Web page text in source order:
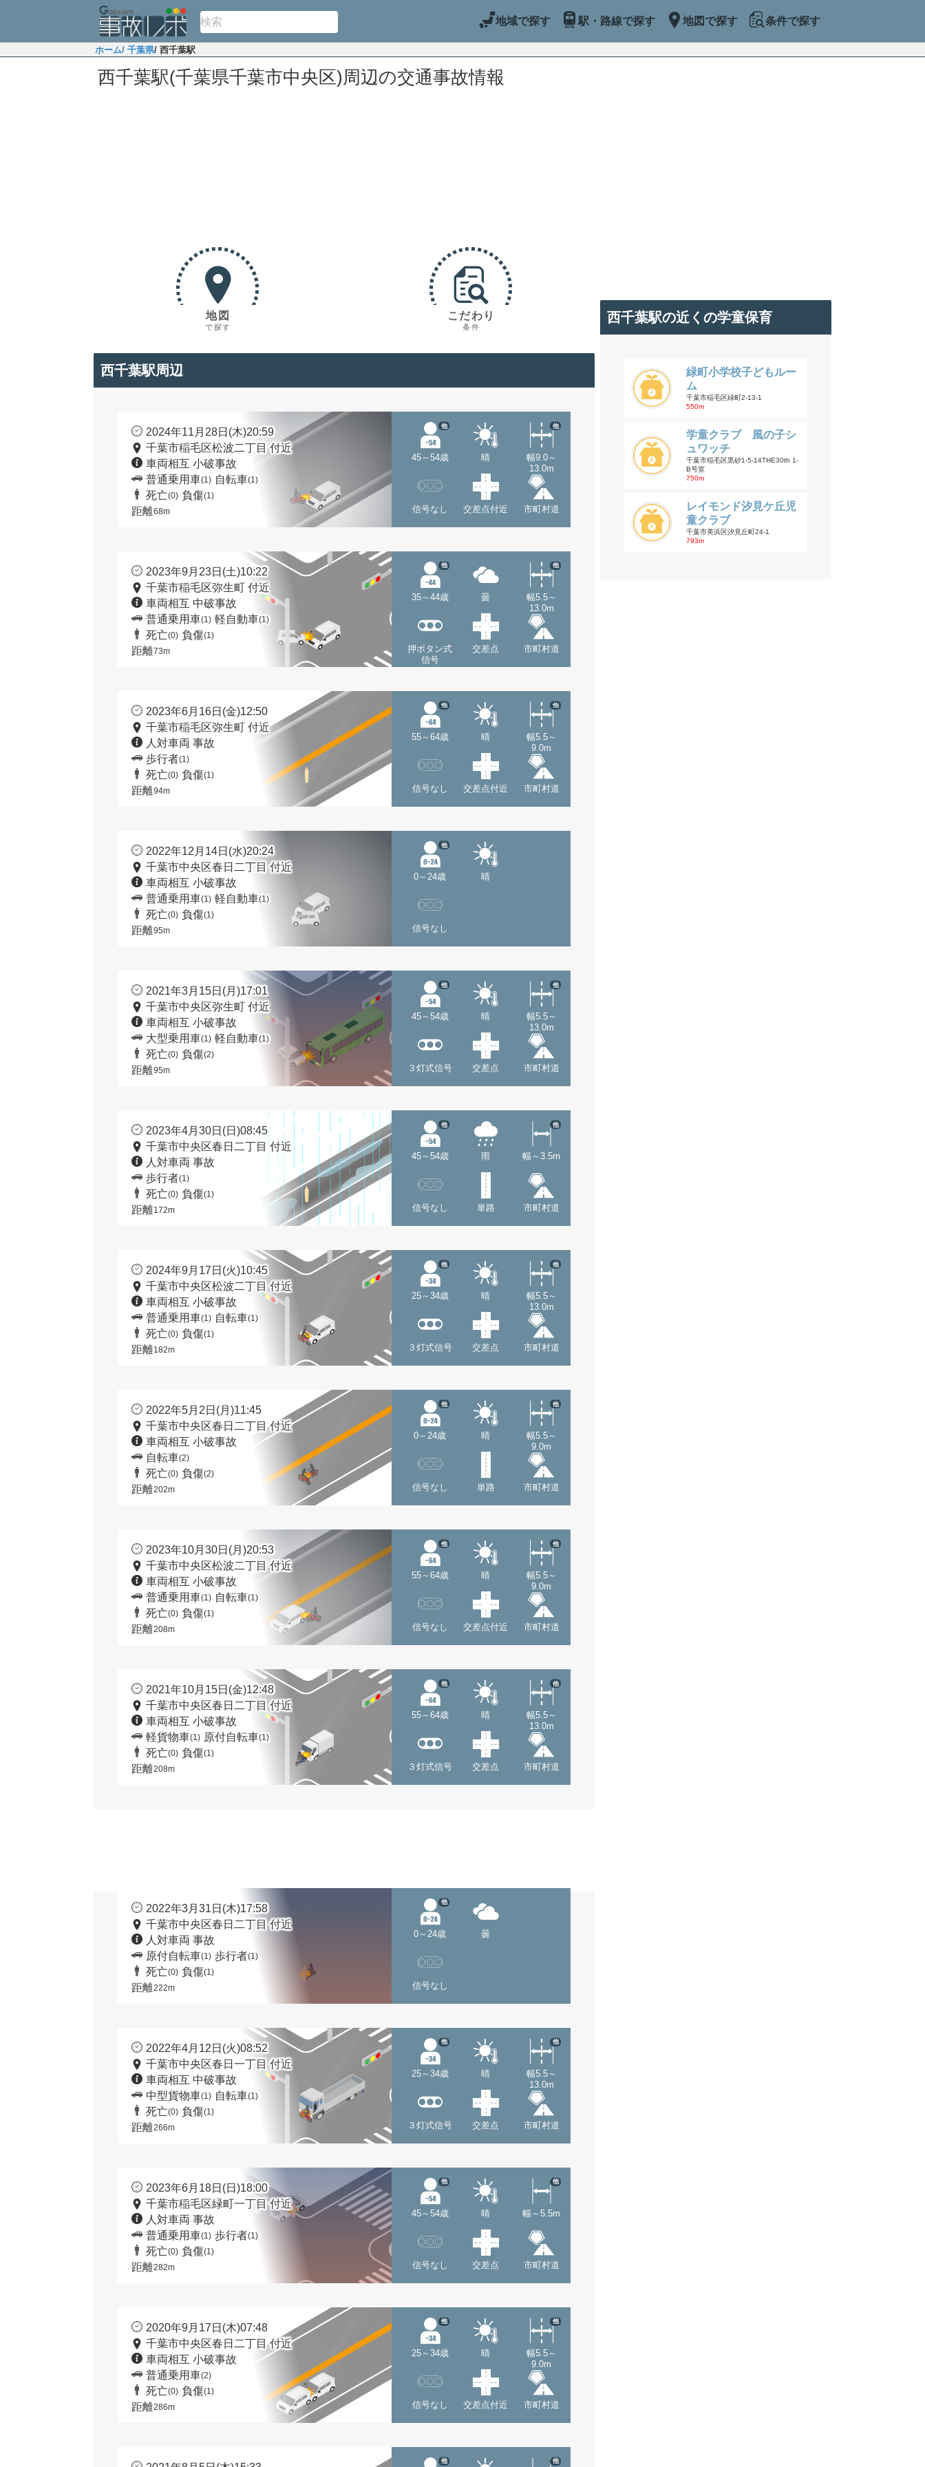
地域で探す 駅・路線で探す 地図で探す 条件で探す
ホーム/ 千葉県/ 西千葉駅
西千葉駅(千葉県千葉市中央区)周辺の交通事故情報
地図
で探す
こだわり
条件
西千葉駅周辺
2024年11月28日(木)20:59
千葉市稲毛区松波二丁目 付近
車両相互 小破事故
普通乗用車(1) 自転車(1)
死亡(0) 負傷(1)
距離68m
45～54歳
他
晴
幅9.0～
13.0m
他
信号なし 交差点付近 市町村道
2023年9月23日(土)10:22
千葉市稲毛区弥生町 付近
車両相互 中破事故
普通乗用車(1) 軽自動車(1)
死亡(0) 負傷(1)
距離73m
35～44歳
他
曇
幅5.5～
13.0m
他
押ボタン式
信号
交差点 市町村道
2023年6月16日(金)12:50
千葉市稲毛区弥生町 付近
人対車両 事故
歩行者(1)
死亡(0) 負傷(1)
距離94m
55～64歳
他
晴
幅5.5～
9.0m
他
信号なし 交差点付近 市町村道
2022年12月14日(水)20:24
千葉市中央区春日二丁目 付近
車両相互 小破事故
普通乗用車(1) 軽自動車(1)
死亡(0) 負傷(1)
距離95m
0～24歳
他
晴
信号なし
2021年3月15日(月)17:01
千葉市中央区弥生町 付近
車両相互 小破事故
大型乗用車(1) 軽自動車(1)
死亡(0) 負傷(2)
距離95m
45～54歳
他
晴
幅5.5～
13.0m
他
３灯式信号 交差点 市町村道
2023年4月30日(日)08:45
千葉市中央区春日二丁目 付近
人対車両 事故
歩行者(1)
死亡(0) 負傷(1)
距離172m
45～54歳
他
雨 幅～3.5m
他
信号なし 単路 市町村道
2024年9月17日(火)10:45
千葉市中央区松波二丁目 付近
車両相互 小破事故
普通乗用車(1) 自転車(1)
死亡(0) 負傷(1)
距離182m
25～34歳
他
晴
幅5.5～
13.0m
他
３灯式信号 交差点 市町村道
2022年5月2日(月)11:45
千葉市中央区春日二丁目 付近
車両相互 小破事故
自転車(2)
死亡(0) 負傷(2)
距離202m
0～24歳
他
晴
幅5.5～
9.0m
他
信号なし 単路 市町村道
2023年10月30日(月)20:53
千葉市中央区松波二丁目 付近
車両相互 小破事故
普通乗用車(1) 自転車(1)
死亡(0) 負傷(1)
距離208m
55～64歳
他
晴
幅5.5～
9.0m
他
信号なし 交差点付近 市町村道
2021年10月15日(金)12:48
千葉市中央区春日二丁目 付近
車両相互 小破事故
軽貨物車(1) 原付自転車(1)
死亡(0) 負傷(1)
距離208m
55～64歳
他
晴
幅5.5～
13.0m
他
３灯式信号 交差点 市町村道
2022年3月31日(木)17:58
千葉市中央区春日二丁目 付近
人対車両 事故
原付自転車(1) 歩行者(1)
死亡(0) 負傷(1)
距離222m
0～24歳
他
曇
信号なし
2022年4月12日(火)08:52
千葉市中央区春日一丁目 付近
車両相互 中破事故
中型貨物車(1) 自転車(1)
死亡(0) 負傷(1)
距離266m
25～34歳
他
晴
幅5.5～
13.0m
他
３灯式信号 交差点 市町村道
2023年6月18日(日)18:00
千葉市稲毛区緑町一丁目 付近
人対車両 事故
普通乗用車(1) 歩行者(1)
死亡(0) 負傷(1)
距離282m
45～54歳
他
晴 幅～5.5m
他
信号なし 交差点 市町村道
2020年9月17日(木)07:48
千葉市中央区春日二丁目 付近
車両相互 小破事故
普通乗用車(2)
死亡(0) 負傷(1)
距離286m
25～34歳
他
晴
幅5.5～
9.0m
他
信号なし 交差点付近 市町村道
他 他
西千葉駅の近くの学童保育
緑町小学校子どもルー
ム
千葉市稲毛区緑町2-13-1
550m
学童クラブ 風の子シ
ュワッチ
千葉市稲毛区黒砂1-5-14THE30th 1-
B号室
750m
レイモンド汐見ケ丘児
童クラブ
千葉市美浜区汐見丘町24-1
793m